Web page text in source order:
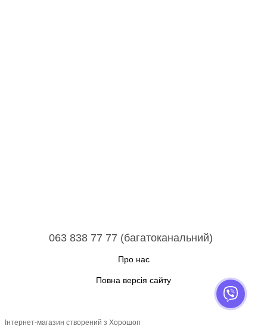
063 838 77 77 (багатоканальний)
Про нас
Повна версія сайту
Інтернет-магазин створений з Хорошоп